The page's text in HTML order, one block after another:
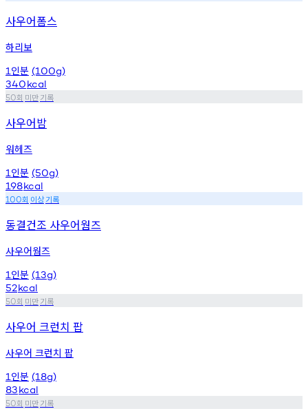
사우어폼스
하리보
1 인분 (100g)
340kcal
50회 미만기록
사우어밤
워헤즈
1 인분 (50g)
198kcal
100회 이상기록
동결건조 사우어웜즈
사우어웜즈
1 인분 (13g)
52kcal
50회 미만기록
사우어 크런치 팝
사우어 크런치 팝
1 인분 (18g)
83kcal
50회 미만기록